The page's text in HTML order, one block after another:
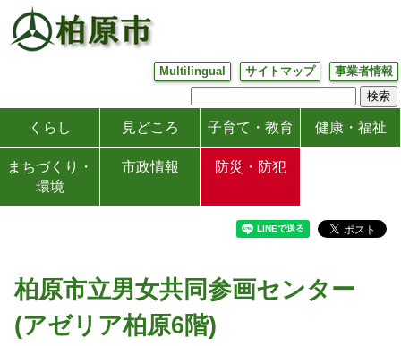
Multilingual サイトマップ 事業者情報
くらし 見どころ 子育て・教育 健康・福祉
まちづくり・
環境
市政情報 防災・防犯
柏原市立男女共同参画センター
(アゼリア柏原6階)